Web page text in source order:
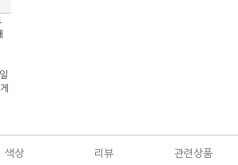
색상 리뷰 관련상품